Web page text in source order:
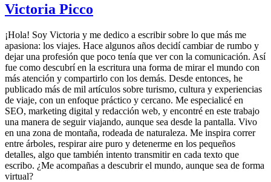
Victoria Picco
¡Hola! Soy Victoria y me dedico a escribir sobre lo que más me
apasiona: los viajes. Hace algunos años decidí cambiar de rumbo y
dejar una profesión que poco tenía que ver con la comunicación. Así
fue como descubrí en la escritura una forma de mirar el mundo con
más atención y compartirlo con los demás. Desde entonces, he
publicado más de mil artículos sobre turismo, cultura y experiencias
de viaje, con un enfoque práctico y cercano. Me especialicé en
SEO, marketing digital y redacción web, y encontré en este trabajo
una manera de seguir viajando, aunque sea desde la pantalla. Vivo
en una zona de montaña, rodeada de naturaleza. Me inspira correr
entre árboles, respirar aire puro y detenerme en los pequeños
detalles, algo que también intento transmitir en cada texto que
escribo. ¿Me acompañas a descubrir el mundo, aunque sea de forma
virtual?